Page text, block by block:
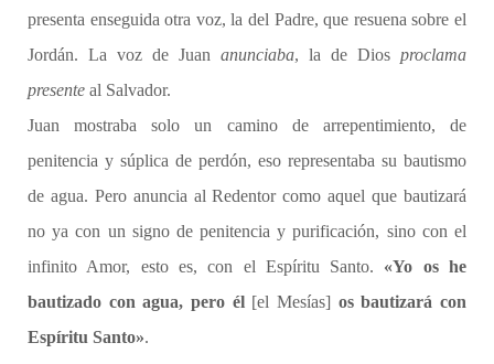
presenta enseguida otra voz, la del Padre, que resuena sobre el
Jordán. La voz de Juan anunciaba, la de Dios proclama
presente al Salvador.
Juan mostraba solo un camino de arrepentimiento, de
penitencia y súplica de perdón, eso representaba su bautismo
de agua. Pero anuncia al Redentor como aquel que bautizará
no ya con un signo de penitencia y purificación, sino con el
infinito Amor, esto es, con el Espíritu Santo. «Yo os he
bautizado con agua, pero él[el Mesías] os bautizará con
Espíritu Santo».